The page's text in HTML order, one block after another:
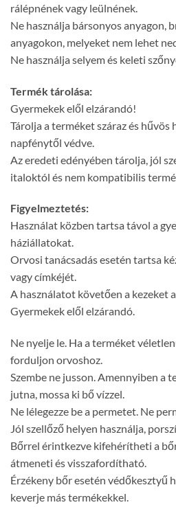
rálépnének vagy leülnének.
Ne használja bársonyos anyagon,
anyagokon, melyeket nem lehet
Ne használja selyem és keleti
Termék tárolása:
Gyermekek elől elzárandó!
Tárolja a terméket száraz és hűvös
napfénytől védve.
Az eredeti edényében tárolja, jól
italoktól és nem kompatibilis
Figyelmeztetés:
Használat közben tartsa távol a
háziállatokat.
Orvosi tanácsadás esetén tartsa
vagy címkéjét.
A használatot követően a kezeket
Gyermekek elől elzárandó.
Ne nyelje le. Ha a terméket
forduljon orvoshoz.
Szembe ne jusson. Amennyiben a
jutna, mossa ki bő vízzel.
Ne lélegezze be a permetet. Ne
Jól szellőző helyen használja,
Bőrrel érintkezve kifehérítheti a
átmeneti és visszafordítható.
Érzékeny bőr esetén védőkesztyű
keverje más termékekkel.